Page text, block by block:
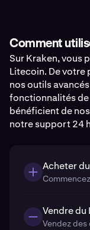
Comment
Sur Kraken, vous
Litecoin. De votre
nos outils
fonctionnalités de
bénéficient de
notre support 24
Acheter
Vendre du
Vendez